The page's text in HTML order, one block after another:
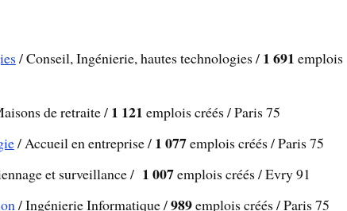
/ Conseil, Ingénierie, hautes technologies / 1 691 emplois
de retraite / 1 121 emplois créés / Paris 75
/ Accueil en entreprise / 1 077emplois créés / Paris 75
et surveillance / 1 007emplois créés / Evry 91
/ Ingénierie Informatique /989emplois créés / Paris 75